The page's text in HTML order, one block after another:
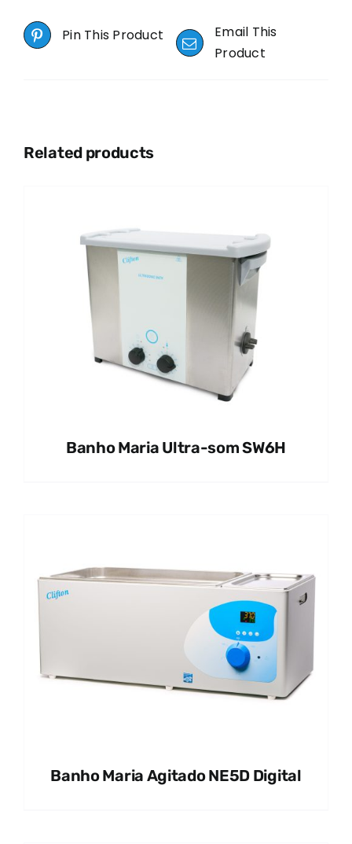
Pin This Product
Email This
Product
Related products
Banho Maria Ultra-som SW6H
Banho Maria Agitado NE5D Digital